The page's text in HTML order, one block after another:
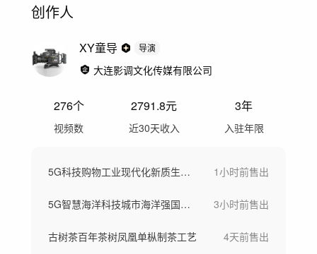
创作人
XY童导 导演
大连影调文化传媒有限公司
276个
视频数
2791.8元
近30天收入
3年
入驻年限
5G科技购物工业现代化新质生产力 1小时前售出
5G智慧海洋科技城市海洋强国素材 3小时前售出
古树茶百年茶树凤凰单枞制茶工艺 4天前售出